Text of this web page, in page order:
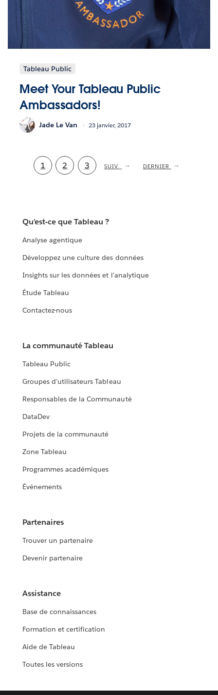
Tableau Public
Meet Your Tableau Public
Ambassadors!
Jade Le Van 23 janvier, 2017
Page
1 Page
2 Page
3
PAGE
SUIV.
DERNIÈRE
DERNIER
Qu'est-ce que Tableau ?
Analyse agentique
Développez une culture des données
Insights sur les données et l'analytique
Étude Tableau
Contactez-nous
La communauté Tableau
Tableau Public
Groupes d'utilisateurs Tableau
Responsables de la Communauté
DataDev
Projets de la communauté
Zone Tableau
Programmes académiques
Événements
Partenaires
Trouver un partenaire
Devenir partenaire
Assistance
Base de connaissances
Formation et certification
Aide de Tableau
Toutes les versions